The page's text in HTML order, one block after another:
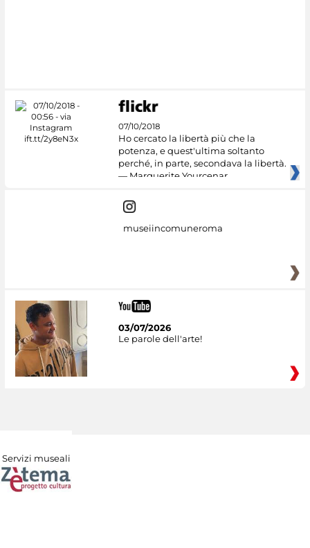
07/10/2018
Ho cercato la libertà più che la
potenza, e quest'ultima soltanto
perché, in parte, secondava la libertà.
— Marguerite Yourcenar
museiincomuneroma
03/07/2026
Le parole dell'arte!
Servizi museali